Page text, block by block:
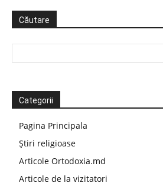
Căutare
Categorii
Pagina Principala
Știri religioase
Articole Ortodoxia.md
Articole de la vizitatori